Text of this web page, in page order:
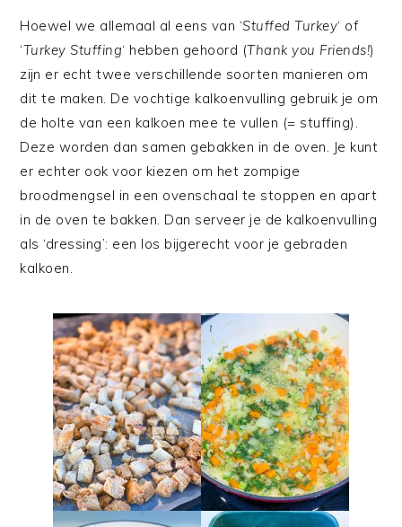
Hoewel we allemaal al eens van ‘Stuffed Turkey‘ of
‘Turkey Stuffing‘ hebben gehoord (Thank you Friends!)
zijn er echt twee verschillende soorten manieren om
dit te maken. De vochtige kalkoenvulling gebruik je om
de holte van een kalkoen mee te vullen (= stuffing).
Deze worden dan samen gebakken in de oven. Je kunt
er echter ook voor kiezen om het zompige
broodmengsel in een ovenschaal te stoppen en apart
in de oven te bakken. Dan serveer je de kalkoenvulling
als ‘dressing’: een los bijgerecht voor je gebraden
kalkoen.